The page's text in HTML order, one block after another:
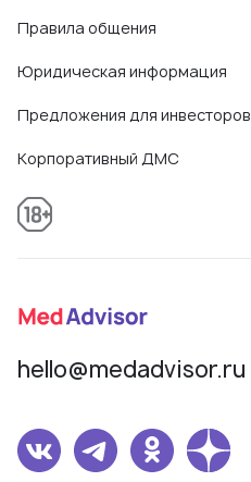
Правила общения
Юридическая информация
Предложения для инвесторов
Корпоративный ДМС
hello@medadvisor.ru